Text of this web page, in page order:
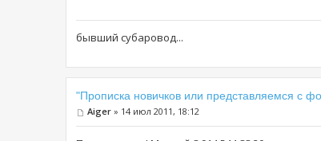
бывший субаровод...
"Прописка новичков или представляемся с
Aiger » 14 июл 2011, 18:12